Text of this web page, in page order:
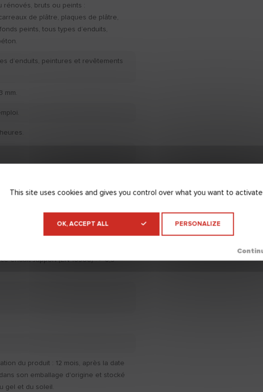
rénovés, bruts ou peints :
de plâtre, plaques de plâtre,
peints, tous types d’enduits,
d’enduits, peintures et revêtements
mm.
supérieure à +35°C et un taux
enduit/support (EN 16566) : > 0,5
du produit : 12 mois, après la date
son emballage d'origine et stocké
gel et du soleil.
This site uses cookies and gives you control over what you want to activate
OK, ACCEPT ALL PERSONALIZE